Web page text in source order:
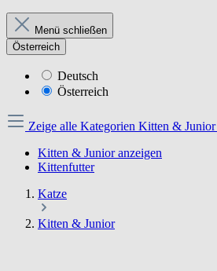
Menü schließen
Österreich
Deutsch
Österreich
Zeige alle Kategorien Kitten & Junior
Kitten & Junior anzeigen
Kittenfutter
Katze
Kitten & Junior